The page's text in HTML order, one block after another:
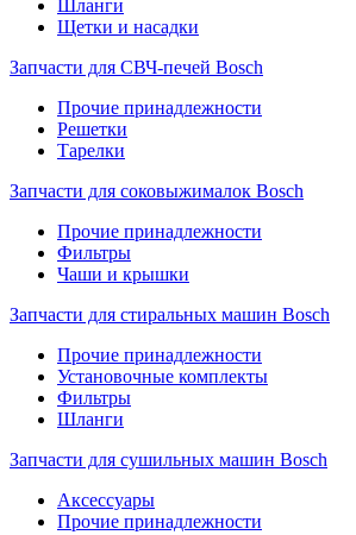
Шланги
Щетки и насадки
Запчасти для СВЧ-печей Bosch
Прочие принадлежности
Решетки
Тарелки
Запчасти для соковыжималок Bosch
Прочие принадлежности
Фильтры
Чаши и крышки
Запчасти для стиральных машин Bosch
Прочие принадлежности
Установочные комплекты
Фильтры
Шланги
Запчасти для сушильных машин Bosch
Аксессуары
Прочие принадлежности